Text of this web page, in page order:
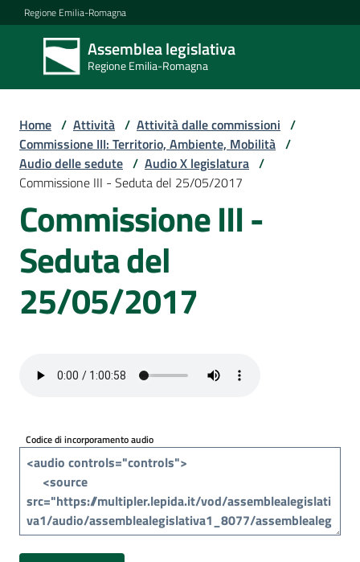
Vai al contenuto
Vai alla navigazione
Vai al footer
Regione Emilia-Romagna
Assemblea legislativa
Regione Emilia-Romagna
Assemblea
legislativa
Regione Emilia-
Assemblea
Attività
Argomenti
Per
cittadini
Home / Attività / Attività dalle commissioni /
Commissione III: Territorio, Ambiente, Mobilità /
Audio delle sedute / Audio X legislatura /
Commissione III - Seduta del 25/05/2017
Commissione III -
Seduta del
25/05/2017
Codice di incorporamento audio